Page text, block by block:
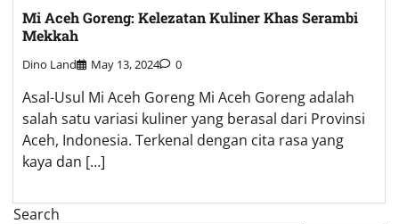
June 2026
March 2026
February 2026
January 2026
December 2025